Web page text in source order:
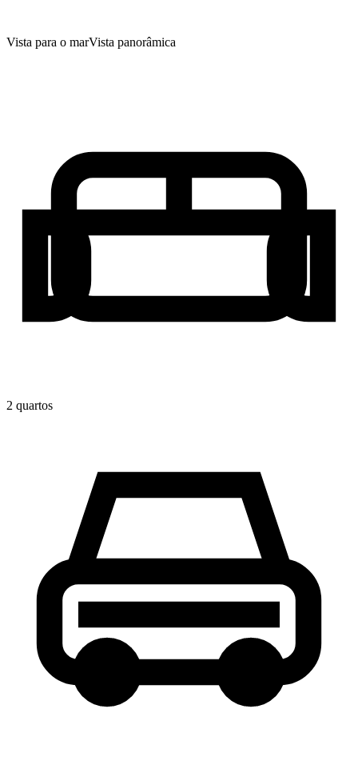
Vista para o marVista panorâmica
2 quartos